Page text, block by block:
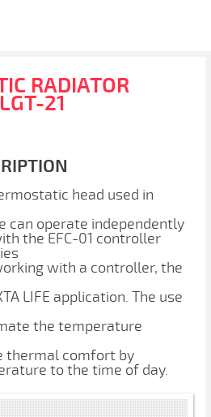
RADIATOR
21
head used in
can operate independently
the EFC-01 controller
with a controller, the
LIFE application. The use
the temperature
thermal comfort by
to the time of day.